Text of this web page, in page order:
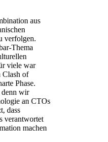
aus
verfolgen.
Thema
viele war
Clash of
Phase.
denn wir
an CTOs
dass
verantwortet
machen